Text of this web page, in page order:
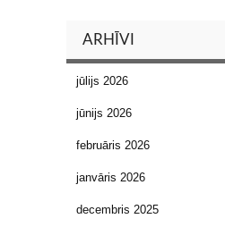
ARHĪVI
jūlijs 2026
jūnijs 2026
februāris 2026
janvāris 2026
decembris 2025